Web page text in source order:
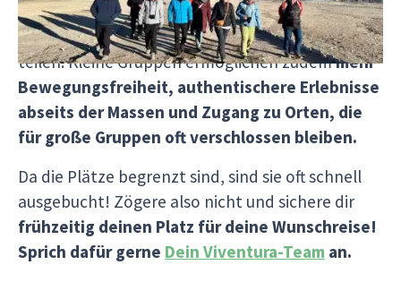
individuell auf Fragen eingehen, Aktivitäten
flexibel anpassen und ihr Wissen persönlich
teilen. Kleine Gruppen ermöglichen zudemmehr
Bewegungsfreiheit, authentischere Erlebnisse
abseits der Massen und Zugang zu Orten, die
für große Gruppen oft verschlossen bleiben.
Da die Plätze begrenzt sind, sind sie oft schnell
ausgebucht! Zögere also nicht und sichere dir
frühzeitig deinen Platz für deine Wunschreise!
Sprich dafür gerne Dein Viventura-Team an.